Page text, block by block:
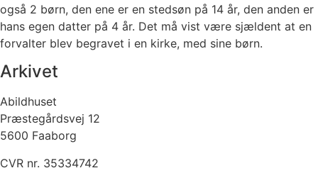
også 2 børn, den ene er en stedsøn på 14 år, den anden er
hans egen datter på 4 år. Det må vist være sjældent at en
forvalter blev begravet i en kirke, med sine børn.
Arkivet
Abildhuset
Præstegårdsvej 12
5600 Faaborg
CVR nr. 35334742